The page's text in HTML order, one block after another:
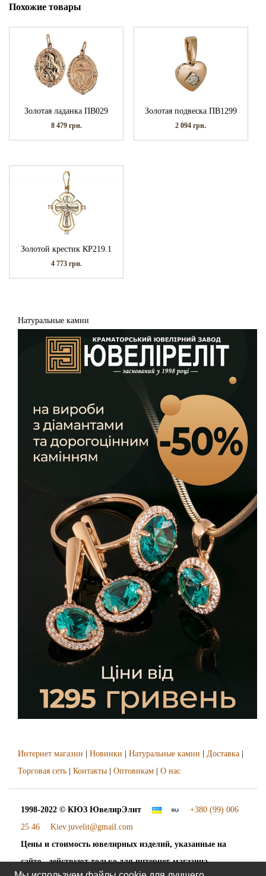
Похожие товары
Золотая ладанка ПВ029
8 479 грн.
Золотая подвеска ПВ1299
2 094грн.
Золотой крестик КР219.1
4 773 грн.
Натуральные камни
Интернет магазин Новинки Натуральные камни Доставка
Торговая сеть
Контакты Оптовикам О нас
1998-2022 © КЮЗ ЮвелирЭлит
+380 (99) 006
25 46
Kiev.juvelit@gmail.com
Цены и стоимость ювелирных изделий, указанные на
сайте - действуют только для интернет-магазина